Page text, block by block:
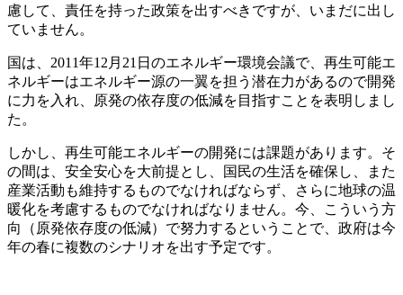
慮して、責任を持った政策を出すべきですが、いまだに出し
ていません。
国は、2011年12月21日のエネルギー環境会議で、再生可能エ
ネルギーはエネルギー源の一翼を担う潜在力があるので開発
に力を入れ、原発の依存度の低減を目指すことを表明しまし
た。
しかし、再生可能エネルギーの開発には課題があります。そ
の間は、安全安心を大前提とし、国民の生活を確保し、また
産業活動も維持するものでなければならず、さらに地球の温
暖化を考慮するものでなければなりません。今、こういう方
向（原発依存度の低減）で努力するということで、政府は今
年の春に複数のシナリオを出す予定です。